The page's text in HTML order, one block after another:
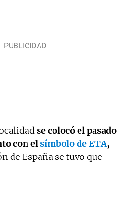
se colocó el pasado
con elsímbolo de ETA,
de España se tuvo que